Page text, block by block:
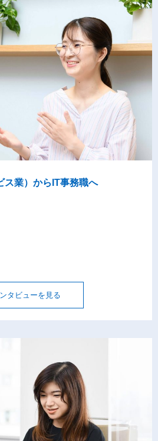
ス業）からIT事務職へ
タビューを見る